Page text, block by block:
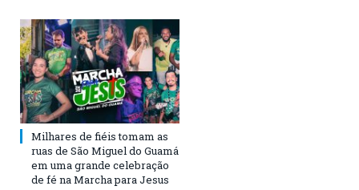
Milhares de fiéis tomam as
ruas de São Miguel do Guamá
em uma grande celebração
de fé na Marcha para Jesus